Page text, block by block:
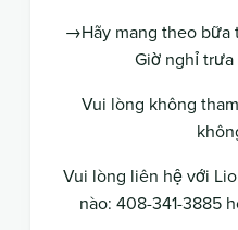
→Hãy mang theo bữa
Giờ nghỉ
Vui lòng không
Vui lòng liên hệ với
nào: 408-341-3885